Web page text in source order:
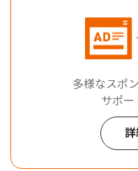
多様なスポ
サポー
詳